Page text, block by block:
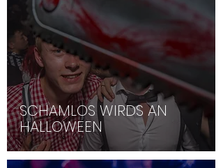
SCHAMLOS WIRDS AN
HALLOWEEN